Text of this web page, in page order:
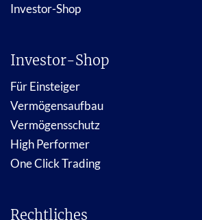
Investor-Shop
Investor-Shop
Für Einsteiger
Vermögensaufbau
Vermögensschutz
High Performer
One Click Trading
Rechtliches